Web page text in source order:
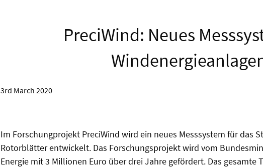
PreciWind: Neues
3rd March 2020
Im Forschungprojekt PreciWind wird ein neues Messsystem für das
Rotorblätter entwickelt. Das Forschungsprojekt wird vom
Energie mit 3 Millionen Euro über drei Jahre gefördert. Das gesamte